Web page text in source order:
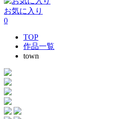
お気に入り
0
TOP
作品一覧
town